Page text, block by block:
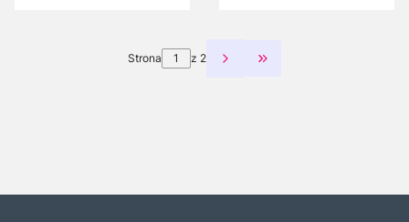
Strona z 2 Przejdź do ostatniej